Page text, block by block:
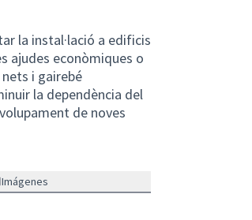
la instal·lació a edificis
ajudes econòmiques o
i gairebé
la dependència del
de noves
Imágenes